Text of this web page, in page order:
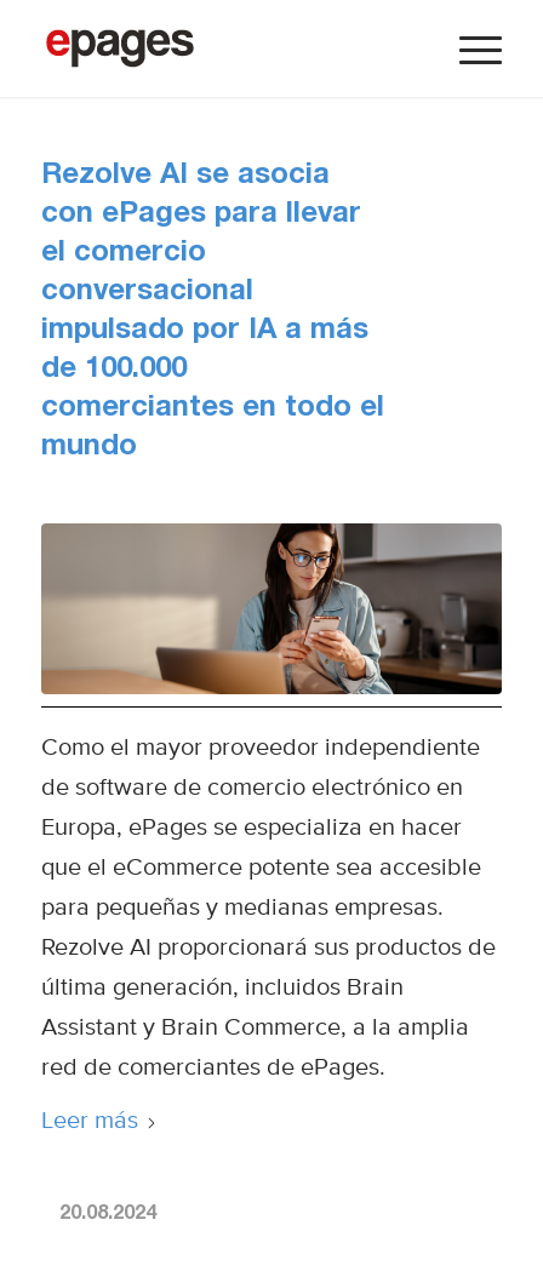
Rezolve AI se asocia
con ePages para llevar
el comercio
conversacional
impulsado por IA a más
de 100.000
comerciantes en todo el
mundo
Como el mayor proveedor independiente
de software de comercio electrónico en
Europa, ePages se especializa en hacer
que el eCommerce potente sea accesible
para pequeñas y medianas empresas.
Rezolve AI proporcionará sus productos de
última generación, incluidos Brain
Assistant y Brain Commerce, a la amplia
red de comerciantes de ePages.
Leer más
20.08.2024